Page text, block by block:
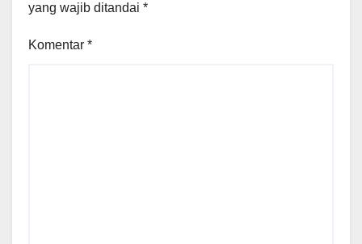
yang wajib ditandai *
Komentar *